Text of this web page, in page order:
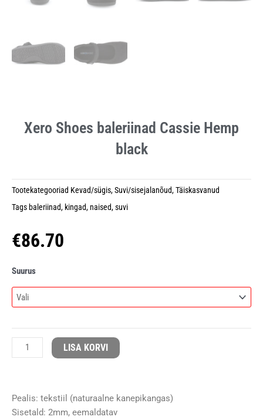
Xero Shoes baleriinad Cassie Hemp
black
Tootekategooriad Kevad/sügis,Suvi/sisejalanõud,Täiskasvanud
Tags baleriinad, kingad,naised,suvi
€86.70
Suurus
Xero
baleriinad
Hemp
black
kogus
LISA KORVI
Pealis: tekstiil (naturaalne kanepikangas)
Sisetald: 2mm, eemaldatav